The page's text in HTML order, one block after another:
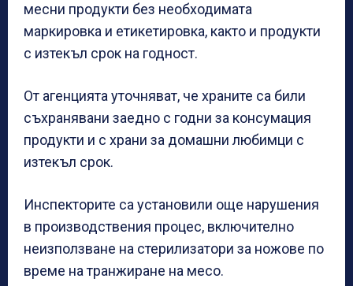
месни продукти без необходимата
маркировка и етикетировка, както и продукти
с изтекъл срок на годност.
От агенцията уточняват, че храните са били
съхранявани заедно с годни за консумация
продукти и с храни за домашни любимци с
изтекъл срок.
Инспекторите са установили още нарушения
в производствения процес, включително
неизползване на стерилизатори за ножове по
време на транжиране на месо.